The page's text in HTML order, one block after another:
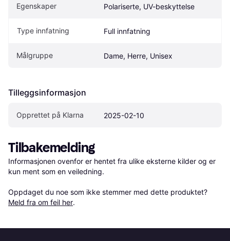
Egenskaper Polariserte, UV-beskyttelse
Type innfatning Full innfatning
Målgruppe Dame, Herre, Unisex
Tilleggsinformasjon
Opprettet på Klarna 2025-02-10
Tilbakemelding
Informasjonen ovenfor er hentet fra ulike eksterne kilder og er
kun ment som en veiledning.
Oppdaget du noe som ikke stemmer med dette produktet?
Meld fra om feil her.